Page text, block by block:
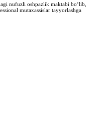
nufuzli oshpazlik maktabi boʻlib,
mutaxassislar tayyorlashga